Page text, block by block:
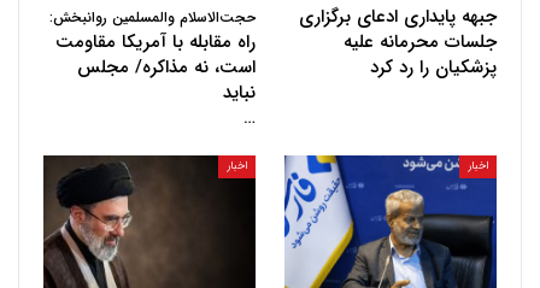
جبهه پایداری ادعای برگزاری
جلسات محرمانه علیه
پزشکیان را رد کرد
حجت‌الاسلام والمسلمین روانبخش:
راه مقابله با آمریکا مقاومت
است، نه مذاکره/ مجلس
نباید
…
اخبار اخبار